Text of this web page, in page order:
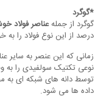
*گوگرد
گوگرد از جملهعناصر فولاد
درصد از این نوع فولاد را
زمانی که این عنصر به سایر
نوعی تکتیک سولفیدی را به
توسط دانه های شبکه ای به
داده ها می شود.